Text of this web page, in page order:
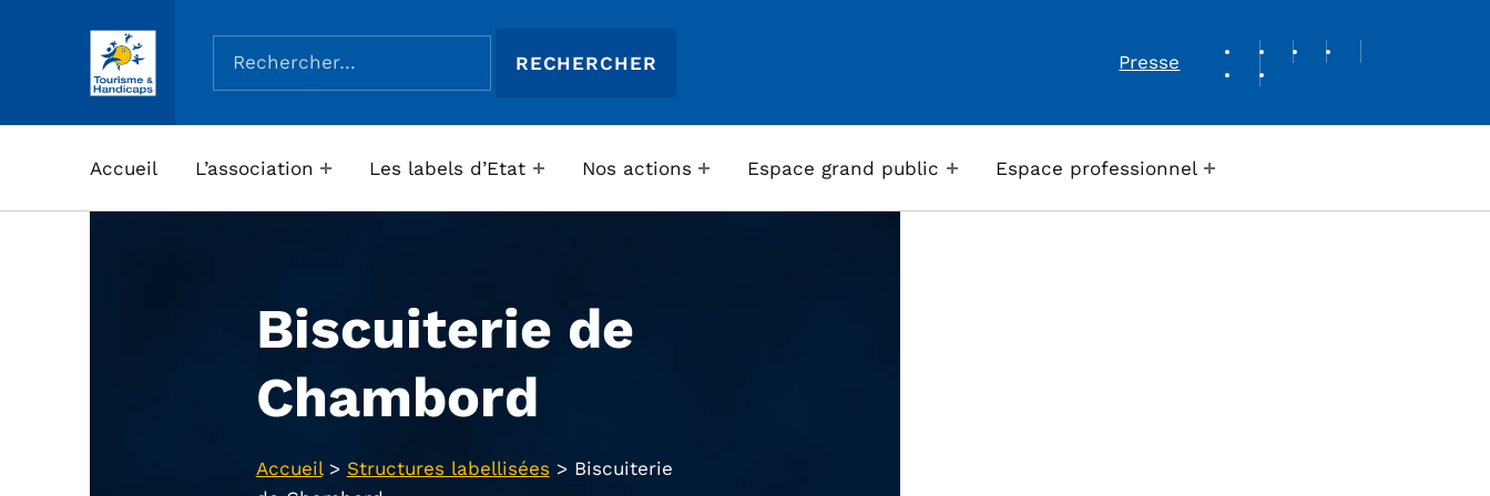
ASSOCIATION TOURISME ET HANDICAPS
Rechercher :
Presse
REVUE DE PRESSE
Accueil L’association Les labels d’Etat Nos actions Espace grand public Espace professionnel
Biscuiterie de
Chambord
Accueil> Structures labellisées > Biscuiterie